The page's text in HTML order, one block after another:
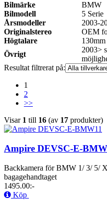
Bilmärke
BMW
Bilmodell
5 Serie
Årsmodeller
2003-
Originalstereo
OEM
Högtalare
Övrigt
2003>
Resultat filtrerat på:
1
2
>>
Visar 1 till 16 (av 17 produkter)
Ampire DEVSC-E-
Backkamera för BMW 1/ 3/ 5/
bagagehandtaget
1495.00:-
Köp